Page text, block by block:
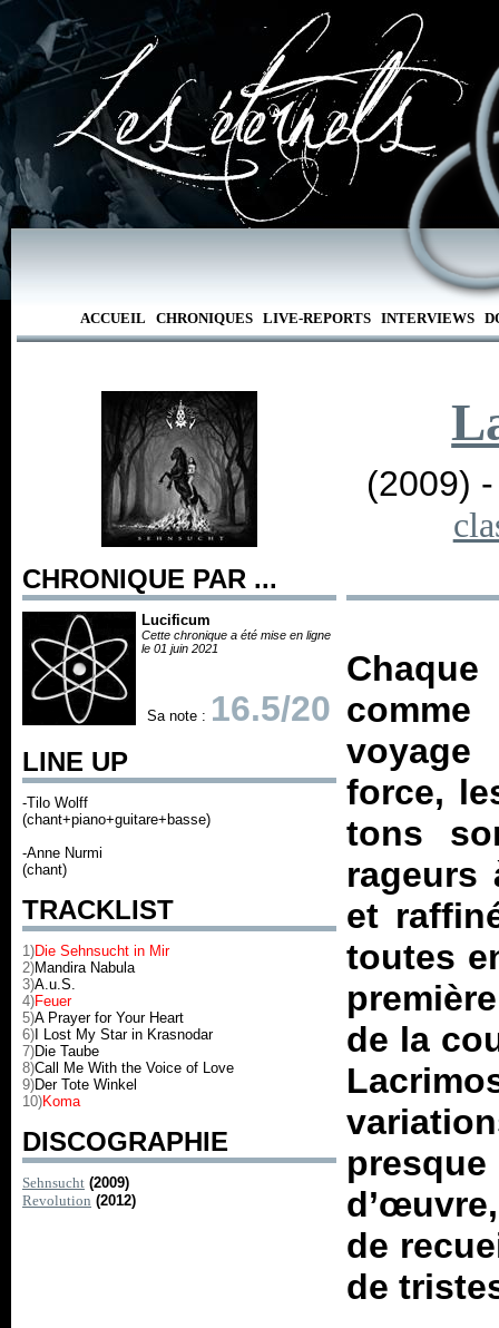
ACCUEIL CHRONIQUES LIVE-REPORTS INTERVIEWS
CHRONIQUE PAR ...
Lucificum
Cette chronique a été mise en ligne
le 01 juin 2021
Sa note : 16.5/20
LINE UP
-Tilo Wolff
(chant+piano+guitare+basse)
-Anne Nurmi
(chant)
TRACKLIST
1)Die Sehnsucht in Mir
2)Mandira Nabula
3)A.u.S.
4)Feuer
5)A Prayer for Your Heart
6) I Lost My Star in Krasnodar
7)Die Taube
8)Call Me With the Voice of Love
9)Der Tote Winkel
10)Koma
DISCOGRAPHIE
Sehnsucht (2009)
Revolution (2012)
(2009)
force,
tons
rageurs
et
toutes
de la
de
de